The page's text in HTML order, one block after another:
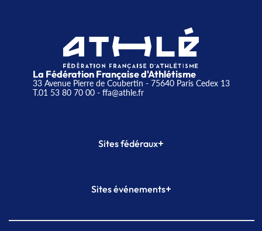
La Fédération Française d'Athlétisme
33 Avenue Pierre de Coubertin - 75640 Paris Cedex 13
T.01 53 80 70 00- ffa@athle.fr
Sites fédéraux+
Plateforme Formation
Sites événements+
Meeting de Paris indoor